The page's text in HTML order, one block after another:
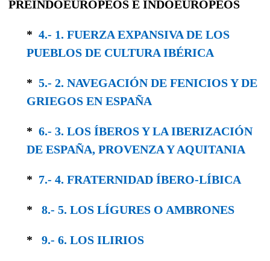
PREINDOEUROPEOS E INDOEUROPEOS
* 4.- 1. FUERZA EXPANSIVA DE LOS
PUEBLOS DE CULTURA IBÉRICA
* 5.- 2. NAVEGACIÓN DE FENICIOS Y DE
GRIEGOS EN ESPAÑA
* 6.- 3. LOS ÍBEROS Y LA IBERIZACIÓN
DE ESPAÑA, PROVENZA Y AQUITANIA
* 7.- 4. FRATERNIDAD ÍBERO-LÍBICA
* 8.- 5. LOS LÍGURES O AMBRONES
* 9.- 6. LOS ILIRIOS